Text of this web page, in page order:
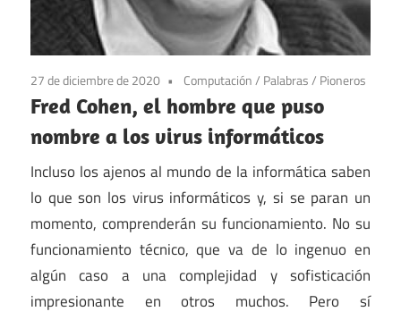
27 de diciembre de 2020 Computación/ Palabras/ Pioneros
Fred Cohen, el hombre que puso
nombre a los virus informáticos
Incluso los ajenos al mundo de la informática saben
lo que son los virus informáticos y, si se paran un
momento, comprenderán su funcionamiento. No su
funcionamiento técnico, que va de lo ingenuo en
algún caso a una complejidad y sofisticación
impresionante en otros muchos. Pero sí